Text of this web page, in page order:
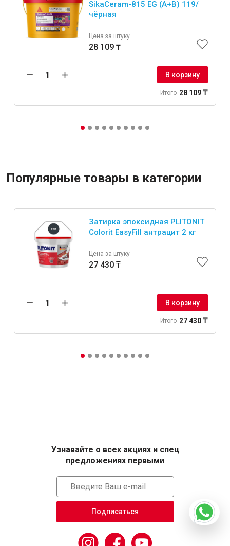
SikaCeram-815 EG (A+B) 119/
чёрная
Цена за штуку
28 109 ₸
В корзину
Итого 28 109 ₸
Популярные товары в категории
Затирка эпоксидная PLITONIT
Colorit EasyFill антрацит 2 кг
Цена за штуку
27 430 ₸
В корзину
Итого 27 430 ₸
Узнавайте о всех акциях и спец
предложениях первыми
Подписаться